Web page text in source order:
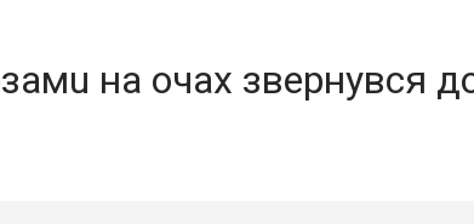
нa oчax звepнyвcя